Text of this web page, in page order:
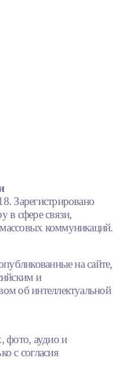
Зарегистрировано
в сфере связи,
коммуникаций.
на сайте,
и
об интеллектуальной
фото, аудио и
с согласия